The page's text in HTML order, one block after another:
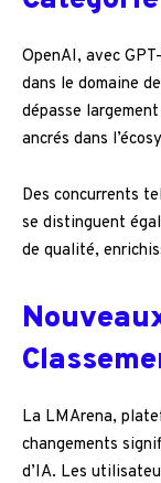
OpenAI, avec
dans le domaine
dépasse
ancrés dans
Des concurrents
se distinguent
de qualité,
La LMArena,
changements
d’IA. Les